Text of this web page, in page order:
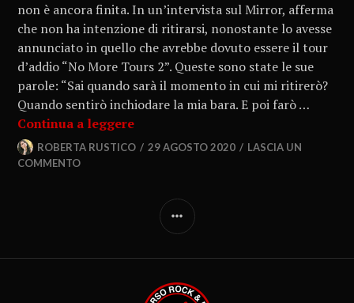
non è ancora finita. In un’intervista sul Mirror, afferma
che non ha intenzione di ritirarsi, nonostante lo avesse
annunciato in quello che avrebbe dovuto essere il tour
d’addio “No More Tours 2”. Queste sono state le sue
parole: “Sai quando sarà il momento in cui mi ritirerò?
Quando sentirò inchiodare la mia bara. E poi farò …
Continua a leggere
ROBERTA RUSTICO 29 AGOSTO 2020
LASCIA UN
COMMENTO